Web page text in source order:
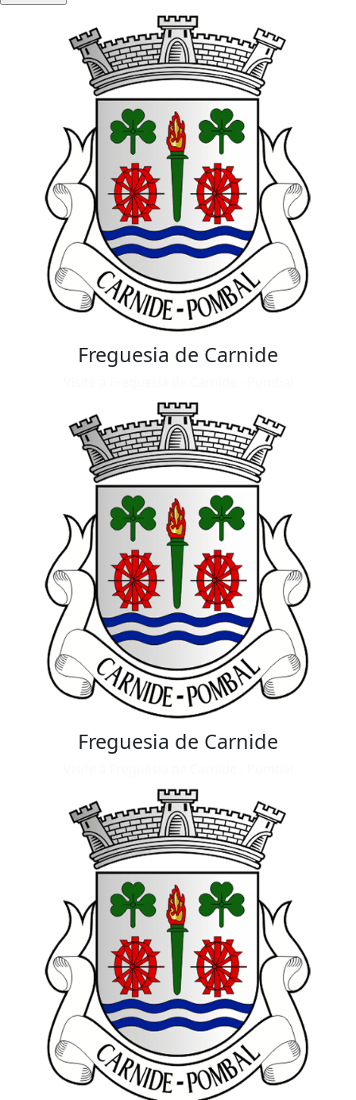
Freguesia de Carnide
Freguesia de Carnide